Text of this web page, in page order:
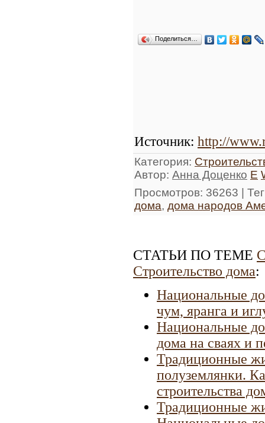
Поделиться…
Источник: http://
Категория:
Автор: Анна Доценко E
Просмотров: 36263 |
дома, дома народов
СТАТЬИ ПО ТЕМЕ
Строительство дома:
Национальные
чум, яранга и
Национальные
дома на сваях и
Традиционные
полуземлянки.
строительства
Традиционные